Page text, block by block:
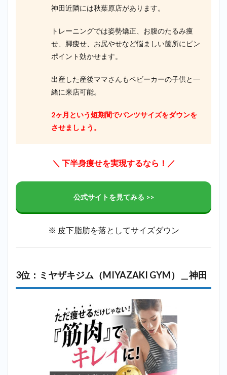
神田近隣には秋葉原店があります。
トレーニングでは姿勢矯正、お腹のたるみ痩
せ、脚痩せ、お尻やせなど悩ましい箇所にピン
ポイント効かせます。
出産した産後ママさんもベビーカーの子供と一
緒に来店可能。
2ヶ月という短期間でパンツサイズをダウンを
させましょう。
＼ 下半身痩せを実現するなら！／
公式サイトを見てみる >>
※ 皮下脂肪を落としてサイズダウン
3位：ミヤザキジム（MIYAZAKI GYM）＿神田